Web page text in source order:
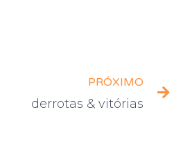
PRÓXIMO
derrotas & vitórias